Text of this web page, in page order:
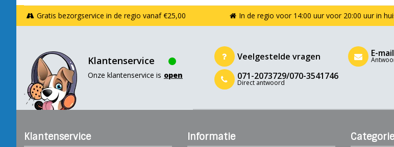
Gratis bezorgservice in de regio vanaf €25,00 In de regio voor 14:00 uur voor 20:00 uur in
Klantenservice
Onze klantenservice is open
Veelgestelde vragen
071-2073729/070-3541746
Direct antwoord
E-mail
Klantenservice Informatie